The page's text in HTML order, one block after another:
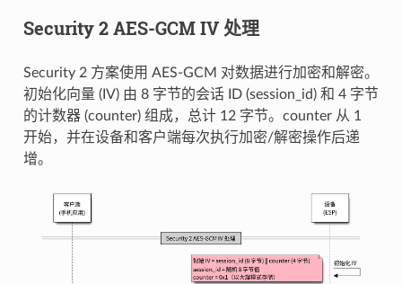
Security 2 AES-GCM IV 处理
Security 2 方案使用 AES-GCM 对数据进行加密和解密。
初始化向量 (IV) 由 8 字节的会话 ID (session_id) 和 4 字节
的计数器 (counter) 组成，总计 12 字节。counter 从 1
开始，并在设备和客户端每次执行加密/解密操作后递
增。